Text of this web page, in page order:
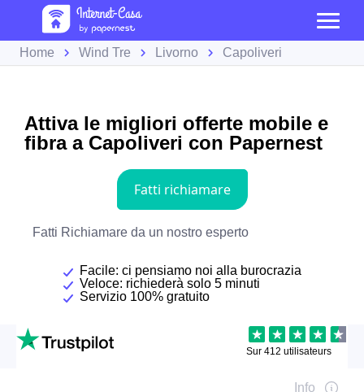
Home Wind Tre Livorno Capoliveri